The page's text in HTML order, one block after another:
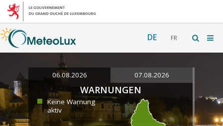
DE FR
06.08.2026 07.08.2026
WARNUNGEN
Keine Warnung
aktiv